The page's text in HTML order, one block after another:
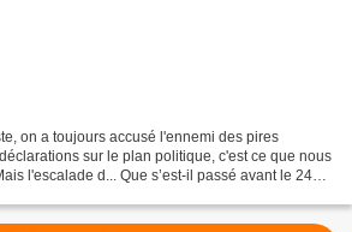
on a toujours accusé l'ennemi des pires
sur le plan politique, c'est ce que nous
l'escalade d... Que s’est-il passé avant le 24